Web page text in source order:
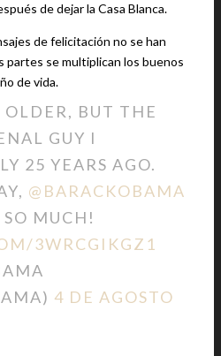
de dejar la Casa Blanca.
de felicitación no se han
partes se multiplican los buenos
de vida.
BUT THE
GUY I
25 YEARS AGO.
@BARACKOBAMA
MUCH!
3WRCGIKGZ1
4 DE AGOSTO